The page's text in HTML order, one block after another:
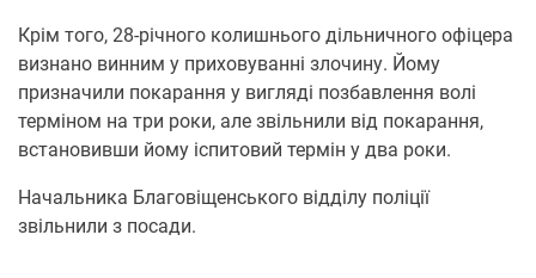
Крім того, 28-річного колишнього дільничного офіцера
визнано винним у приховуванні злочину. Йому
призначили покарання у вигляді позбавлення волі
терміном на три роки, але звільнили від покарання,
встановивши йому іспитовий термін у два роки.
Начальника Благовіщенського відділу поліції
звільнили з посади.